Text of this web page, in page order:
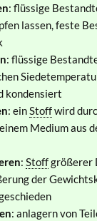
: flüssige
lassen, feste
: flüssige
kondensiert
: einStoffwird
Medium aus
:Stoffgrößerer
der
: anlagern von